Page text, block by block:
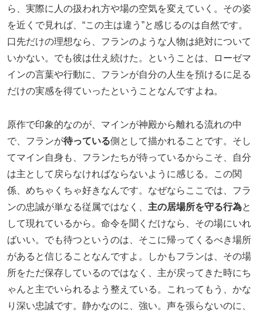
ら、実際に人の扱われ方や場の空気を変えていく。その姿
を近くで見れば、“この主は違う”と感じるのは自然です。
口先だけの理想なら、フランのような人物は絶対について
いかない。でも彼は仕え続けた。ということは、ローゼマ
インの言葉や行動に、フランが自分の人生を預けるに足る
だけの実感を得ていったということなんですよね。
原作で印象的なのが、マインが神殿から離れる流れの中
で、フランが待っている側として描かれることです。そし
てマイン自身も、フランたちが待っているからこそ、自分
は主として戻らなければならないように感じる。この関
係、めちゃくちゃ好きなんです。なぜならここでは、フラ
ンの忠誠が単なる従属ではなく、 主の居場所を守る行為と
して現れているから。命令を聞くだけなら、その場にいれ
ばいい。でも待つというのは、そこに帰ってくるべき場所
があると信じることなんですよ。しかもフランは、その場
所をただ保存しているのではなく、主が戻ってきた時にち
ゃんと主でいられるよう整えている。これってもう、かな
り深い忠誠です。静かなのに、強い。声を張らないのに、